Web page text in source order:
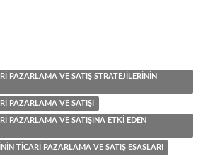
ticari pazarlama ve satış
PAZARLAMA VE SATIŞ STRATEJILERININ
PAZARLAMA VE SATIŞI
PAZARLAMA VE SATIŞINA ETKI EDEN
TICARI PAZARLAMA VE SATIŞ ESASLARI